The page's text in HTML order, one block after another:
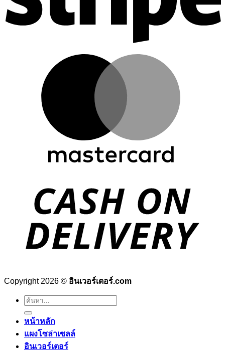
Copyright 2026 © อินเวอร์เตอร์.com
ค้นหา:
หน้าหลัก
แผงโซล่าเซลล์
อินเวอร์เตอร์